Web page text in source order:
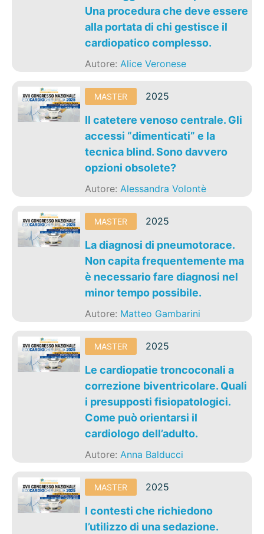
Una procedura che deve essere
alla portata di chi gestisce il
cardiopatico complesso.
Autore:Alice Veronese
MASTER 2025
Il catetere venoso centrale. Gli
accessi “dimenticati” e la
tecnica blind. Sono davvero
opzioni obsolete?
Autore:Alessandra Volontè
MASTER 2025
La diagnosi di pneumotorace.
Non capita frequentemente ma
è necessario fare diagnosi nel
minor tempo possibile.
Autore: Matteo Gambarini
MASTER 2025
Le cardiopatie troncoconali a
correzione biventricolare. Quali
i presupposti fisiopatologici.
Come può orientarsi il
cardiologo dell’adulto.
Autore:Anna Balducci
MASTER 2025
I contesti che richiedono
l’utilizzo di una sedazione.